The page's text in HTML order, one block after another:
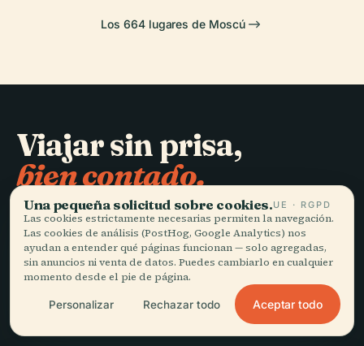
Los 664 lugares de Moscú
Viajar sin prisa,
bien contado.
MANTENTE AL DÍA
Unirme
Una pequeña solicitud sobre cookies.UE · RGPD
Las cookies estrictamente necesarias permiten la navegación.
Las cookies de análisis (PostHog, Google Analytics) nos
ayudan a entender qué páginas funcionan — solo agregadas,
sin anuncios ni venta de datos. Puedes cambiarlo en cualquier
momento desde el pie de página.
Personalizar Rechazar todo Aceptar todo